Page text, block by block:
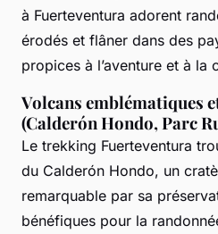
à Fuerteventura adorent
érodés et flâner dans des
propices à l’aventure et à la
Volcans emblématiques
(Calderón Hondo, Parc
Le trekking Fuerteventura
du Calderón Hondo, un
remarquable par sa
bénéfiques pour la